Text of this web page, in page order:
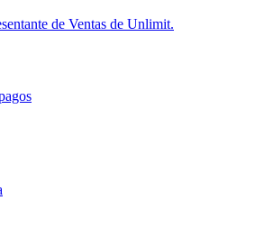
de Ventas de Unlimit.